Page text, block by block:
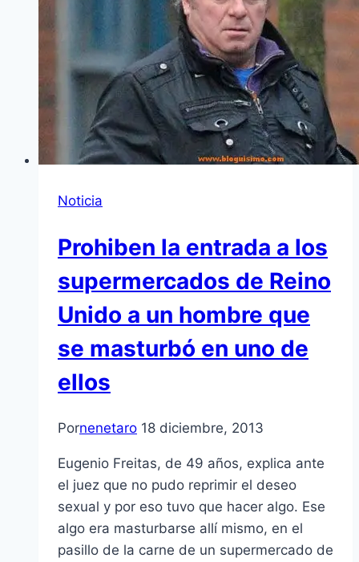
Noticia
Prohiben la entrada a los
supermercados de Reino
Unido a un hombre que
se masturbó en uno de
ellos
Pornenetaro 18 diciembre, 2013
Eugenio Freitas, de 49 años, explica ante
el juez que no pudo reprimir el deseo
sexual y por eso tuvo que hacer algo. Ese
algo era masturbarse allí mismo, en el
pasillo de la carne de un supermercado de